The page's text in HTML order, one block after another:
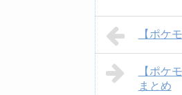
【ポケ
【ポケ
まとめ